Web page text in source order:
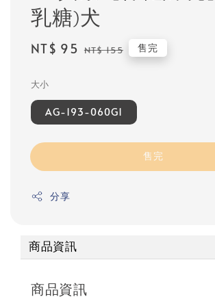
乳糖)犬
Sale
NT$ 95 Regular
NT$ 155 售完
大小
AG-193-060G1
售完
分享
商品資訊
商品資訊